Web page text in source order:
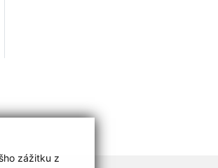
zážitku z